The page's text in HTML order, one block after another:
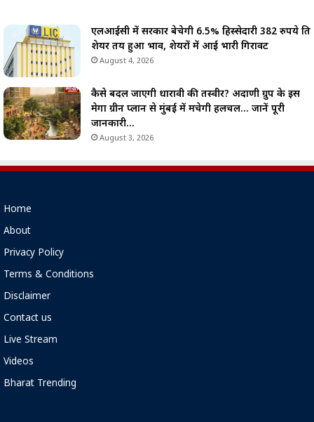
एलआईसी में सरकार बेचेगी 6.5% हिस्सेदारी 382 रुपये प्रति
शेयर तय हुआ भाव, शेयरों में आई भारी गिरावट
August 4, 2026
कैसे बदल जाएगी धारावी की तस्वीर? अदाणी ग्रुप के इस
मेगा ग्रीन प्लान से मुंबई में मचेगी हलचल… जानें पूरी
जानकारी…
August 3, 2026
Home
About
Privacy Policy
Terms & Conditions
Disclaimer
Contact us
Live Stream
Videos
Bharat Trending